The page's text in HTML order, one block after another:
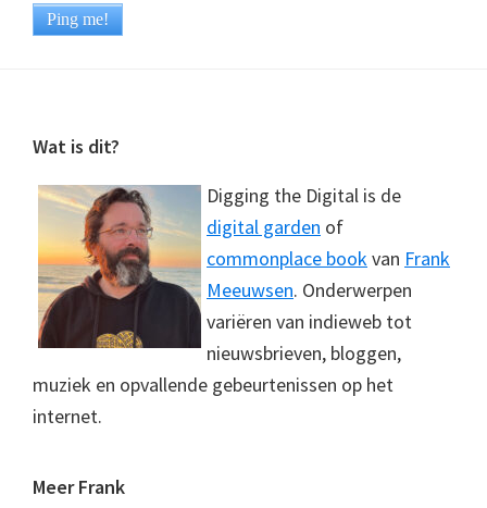
Footer
Wat is dit?
Digging the Digital is de
digital garden of
commonplace bookvan Frank
Meeuwsen. Onderwerpen
variëren van indieweb tot
nieuwsbrieven, bloggen,
muziek en opvallende gebeurtenissen op het
internet.
Meer Frank